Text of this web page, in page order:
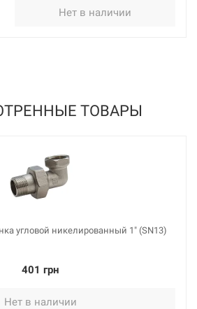
Нет в наличии
ТОВАРЫ
угловой никелированный 1" (SN13)
401 грн
Нет в наличии